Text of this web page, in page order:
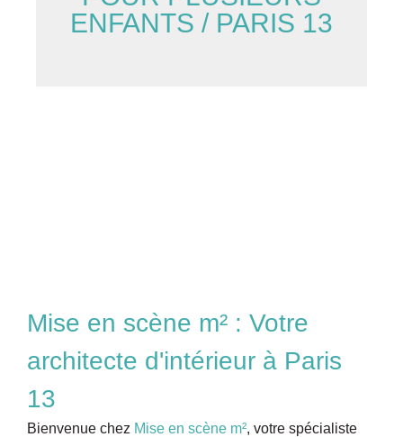
ENFANTS / PARIS 13
Mise en scène m² : Votre
architecte d'intérieur à Paris
13
Bienvenue chez Mise en scène m², votre spécialiste